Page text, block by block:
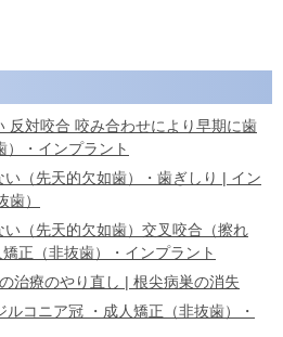
反対咬合 咬み合わせにより早期に歯
）・インプラント
（先天的欠如歯）・歯ぎしり | イン
）
（先天的欠如歯）交叉咬合（擦れ
正（非抜歯）・インプラント
治療のやり直し | 根尖病巣の消失
コニア冠 ・成人矯正（非抜歯）・